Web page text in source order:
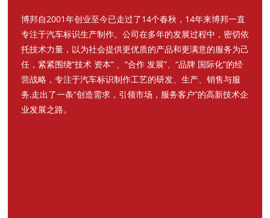
博邦自2001年创业至今已走过了14个春秋，14年来博邦一直
专注于汽车标识生产制作。公司在多年的发展过程中，密切依
托技术力量，以为社会提供更优质的产品和更满意的服务为己
任，紧紧围绕“技术 资本” 、“合作 发展”、“品牌 国际化”的经
营战略，专注于汽车标识制作工艺的研发、生产、销售与服
务,走出了一条“创造需求，引领市场，服务客户”的高新技术企
业发展之路。